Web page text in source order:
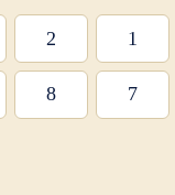
1
2
7
8